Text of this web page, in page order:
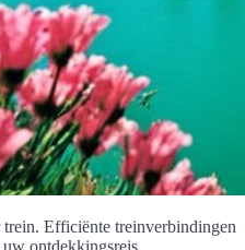
Efficiënte treinverbindingen
ontdekkingsreis.